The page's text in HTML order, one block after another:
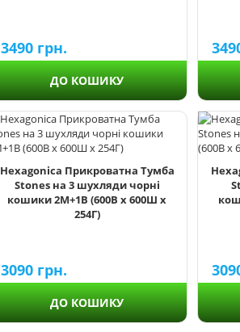
3490 грн.
ДО КОШИКУ
Hexagonica Прикроватна Тумба
Stones на 3 шухляди чорні
кошики 2М+1В (600В х 600Ш х
254Г)
3090 грн.
ДО КОШИКУ